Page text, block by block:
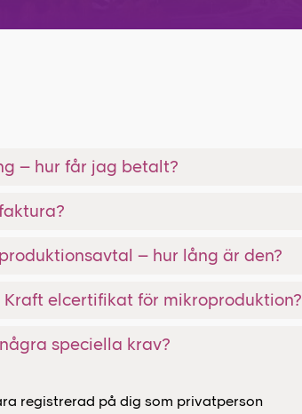
– hur får jag betalt?
– hur lång är den?
elcertifikat för mikroproduktion?
speciella krav?
registrerad på dig som privatperson